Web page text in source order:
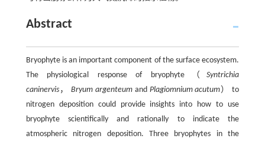
Abstract
Bryophyte is an important component of the surface ecosystem.
The physiological response of bryophyte（Syntrichia
caninervis， Bryum argenteumand Plagiomnium acutum） to
nitrogen deposition could provide insights into how to use
bryophyte scientifically and rationally to indicate the
atmospheric nitrogen deposition. Three bryophytes in the